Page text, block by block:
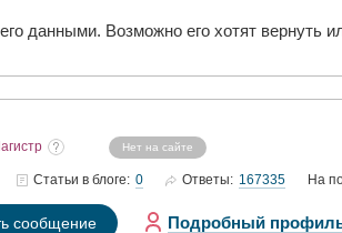
данными. Возможно его хотят вернуть
Нет на сайте
Статьи в блоге: 0 Ответы: 167335 На
сообщение Подробный